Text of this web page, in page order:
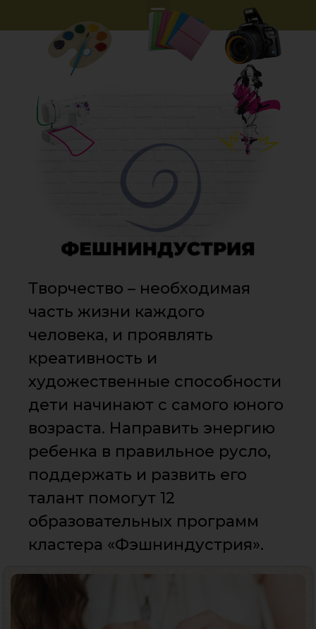
Творчество – необходимая
часть жизни каждого
человека, и проявлять
креативность и
художественные способности
дети начинают с самого юного
возраста. Направить энергию
ребенка в правильное русло,
поддержать и развить его
талант помогут 12
образовательных программ
кластера «Фэшниндустрия».